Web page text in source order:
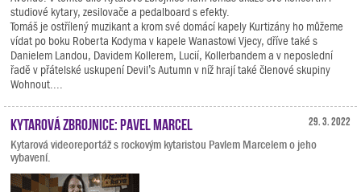
studiové kytary, zesilovače a pedalboard s efekty.
Tomáš je ostřílený muzikant a krom své domácí kapely Kurtizány ho můžeme
vídat po boku Roberta Kodyma v kapele Wanastowi Vjecy, dříve také s
Danielem Landou, Davidem Kollerem, Lucií, Kollerbandem a v neposlední
řadě v přátelské uskupení Devil’s Autumn v níž hrají také členové skupiny
Wohnout....
29. 3. 2022
Kytarová zbrojnice: Pavel Marcel
Kytarová videoreportáž s rockovým kytaristou Pavlem Marcelem o jeho
vybavení.